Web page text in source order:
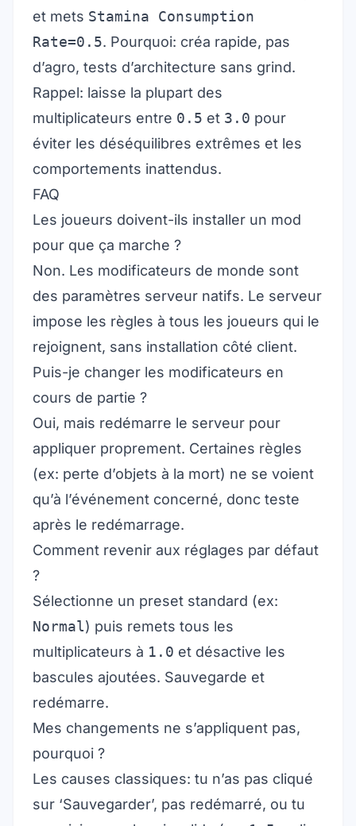
et mets Stamina Consumption
Rate=0.5. Pourquoi: créa rapide, pas
d’agro, tests d’architecture sans grind.
Rappel: laisse la plupart des
multiplicateurs entre 0.5 et 3.0 pour
éviter les déséquilibres extrêmes et les
comportements inattendus.
FAQ
Les joueurs doivent-ils installer un mod
pour que ça marche ?
Non. Les modificateurs de monde sont
des paramètres serveur natifs. Le serveur
impose les règles à tous les joueurs qui le
rejoignent, sans installation côté client.
Puis-je changer les modificateurs en
cours de partie ?
Oui, mais redémarre le serveur pour
appliquer proprement. Certaines règles
(ex: perte d’objets à la mort) ne se voient
qu’à l’événement concerné, donc teste
après le redémarrage.
Comment revenir aux réglages par défaut
?
Sélectionne un preset standard (ex:
Normal) puis remets tous les
multiplicateurs à 1.0 et désactive les
bascules ajoutées. Sauvegarde et
redémarre.
Mes changements ne s’appliquent pas,
pourquoi ?
Les causes classiques: tu n’as pas cliqué
sur ‘Sauvegarder’, pas redémarré, ou tu